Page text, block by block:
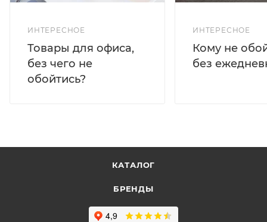
ИНТЕРЕСНОЕ
Товары для офиса,
без чего не
обойтись?
ИНТЕРЕСНОЕ
Кому не
без
КАТАЛОГ
БРЕНДЫ